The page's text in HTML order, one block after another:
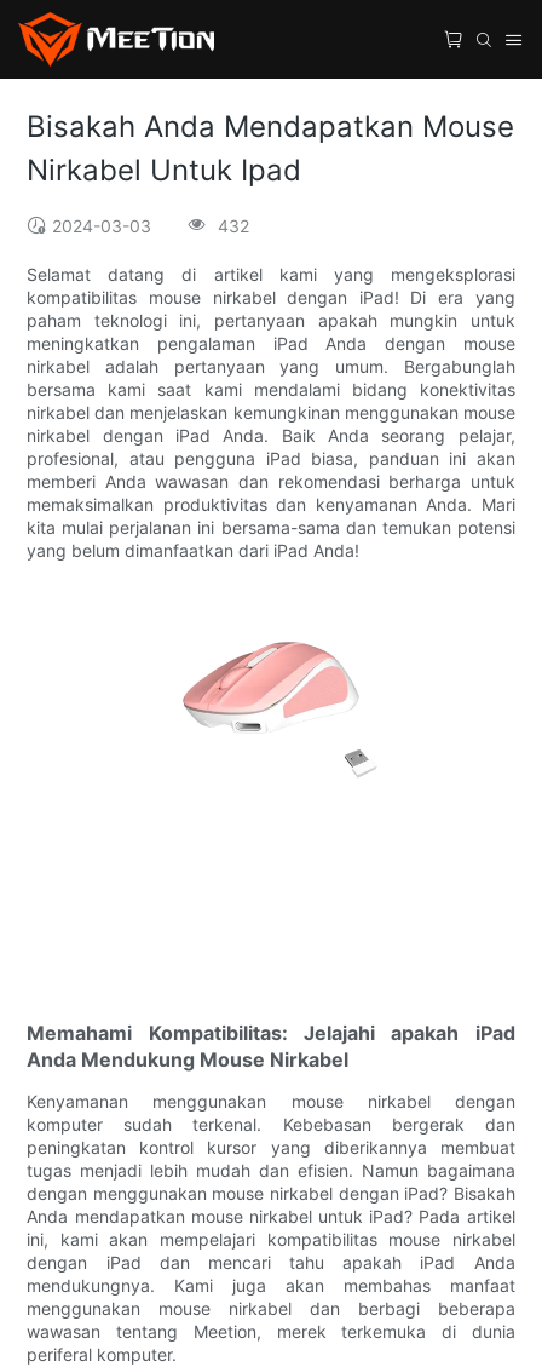
Bisakah Anda Mendapatkan Mouse
Nirkabel Untuk Ipad
2024-03-03 432
Selamat datang di artikel kami yang mengeksplorasi
kompatibilitas mouse nirkabel dengan iPad! Di era yang
paham teknologi ini, pertanyaan apakah mungkin untuk
meningkatkan pengalaman iPad Anda dengan mouse
nirkabel adalah pertanyaan yang umum. Bergabunglah
bersama kami saat kami mendalami bidang konektivitas
nirkabel dan menjelaskan kemungkinan menggunakan mouse
nirkabel dengan iPad Anda. Baik Anda seorang pelajar,
profesional, atau pengguna iPad biasa, panduan ini akan
memberi Anda wawasan dan rekomendasi berharga untuk
memaksimalkan produktivitas dan kenyamanan Anda. Mari
kita mulai perjalanan ini bersama-sama dan temukan potensi
yang belum dimanfaatkan dari iPad Anda!
Memahami Kompatibilitas: Jelajahi apakah iPad
Anda Mendukung Mouse Nirkabel
Kenyamanan menggunakan mouse nirkabel dengan
komputer sudah terkenal. Kebebasan bergerak dan
peningkatan kontrol kursor yang diberikannya membuat
tugas menjadi lebih mudah dan efisien. Namun bagaimana
dengan menggunakan mouse nirkabel dengan iPad? Bisakah
Anda mendapatkan mouse nirkabel untuk iPad? Pada artikel
ini, kami akan mempelajari kompatibilitas mouse nirkabel
dengan iPad dan mencari tahu apakah iPad Anda
mendukungnya. Kami juga akan membahas manfaat
menggunakan mouse nirkabel dan berbagi beberapa
wawasan tentang Meetion, merek terkemuka di dunia
periferal komputer.